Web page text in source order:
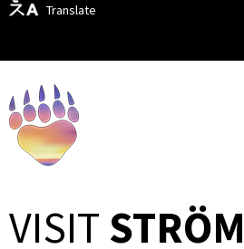
Translate
VISIT